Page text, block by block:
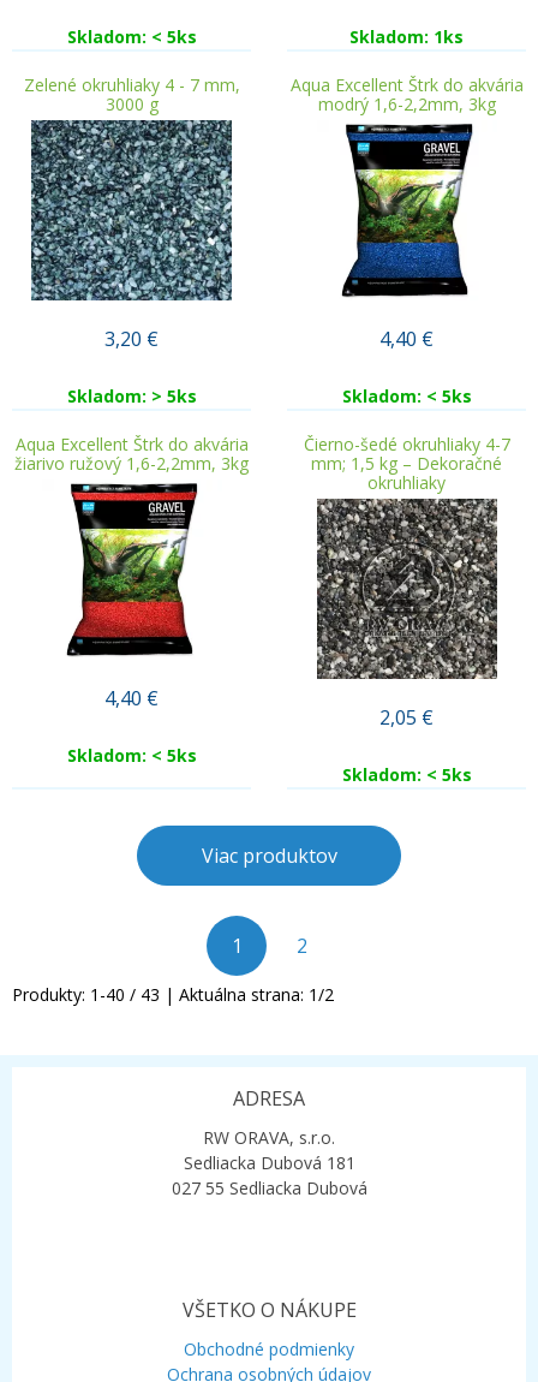
Skladom: < 5ks Skladom: 1ks
Zelené okruhliaky 4 - 7 mm,
3000 g
3,20 €
Skladom: > 5ks
Aqua Excellent Štrk do akvária
modrý 1,6-2,2mm, 3kg
4,40 €
Skladom: < 5ks
Aqua Excellent Štrk do akvária
žiarivo ružový 1,6-2,2mm, 3kg
4,40 €
Skladom: < 5ks
Čierno-šedé okruhliaky 4-7
mm; 1,5 kg – Dekoračné
okruhliaky
2,05 €
Skladom: < 5ks
Viac produktov
1 2
Produkty: 1 -40 / 43 | Aktuálna strana: 1/2
ADRESA
RW ORAVA, s.r.o.
Sedliacka Dubová 181
027 55 Sedliacka Dubová
VŠETKO O NÁKUPE
Obchodné podmienky
Ochrana osobných údajov